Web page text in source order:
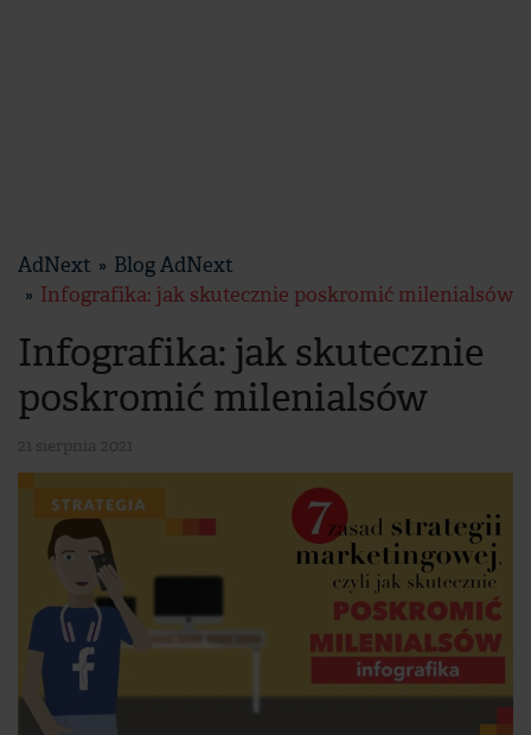
AdNext
Blog AdNext
Infografika: jak skutecznie poskromić milenialsów
Infografika: jak skutecznie
poskromić milenialsów